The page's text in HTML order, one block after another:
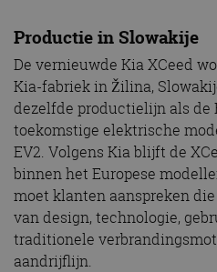
Productie in Slowakije
De vernieuwde Kia XCeed
Kia-fabriek in Žilina,
dezelfde productielijn als de
toekomstige elektrische
EV2. Volgens Kia blijft de
binnen het Europese
moet klanten aanspreken
van design, technologie,
traditionele
aandrijflijn.